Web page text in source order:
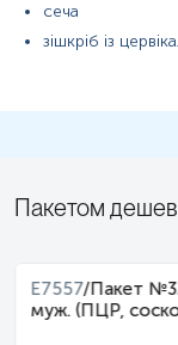
сеча
зішкріб із
Пакетом
E7557/Пакет
муж. (ПЦР,